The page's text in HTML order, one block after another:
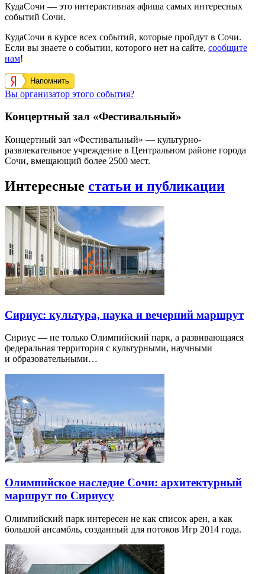
КудаСочи — это интерактивная афиша самых интересных
событий Сочи.
КудаСочи в курсе всех событий, которые пройдут в Сочи.
Если вы знаете о событии, которого нет на сайте, сообщите
нам!
Напомнить
Вы организатор этого события?
Концертный зал «Фестивальный»
Концертный зал «Фестивальный» — культурно-
развлекательное учреждение в Центральном районе города
Сочи, вмещающий более 2500 мест.
Интересные статьи и публикации
Сириус: культура, наука и вечерний маршрут
Сириус — не только Олимпийский парк, а развивающаяся
федеральная территория с культурными, научными
и образовательными…
Олимпийское наследие Сочи: архитектурный
маршрут по Сириусу
Олимпийский парк интересен не как список арен, а как
большой ансамбль, созданный для потоков Игр 2014 года.